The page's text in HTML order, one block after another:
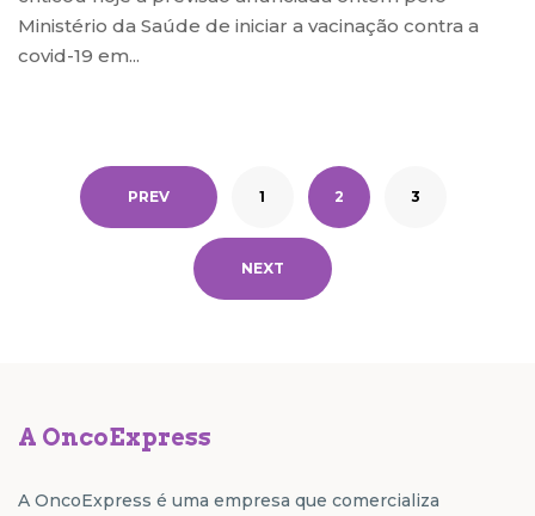
Ministério da Saúde de iniciar a vacinação contra a
covid-19 em...
PREV 1 2 3
NEXT
A OncoExpress
A OncoExpress é uma empresa que comercializa